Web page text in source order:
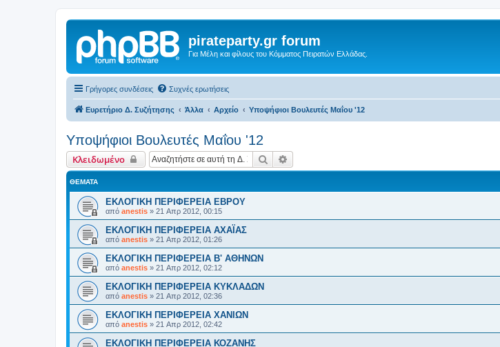
pirateparty.gr forum
Για Μέλη και φίλους του Κόμματος Πειρατών Ελλάδας.
Γρήγορες συνδέσεις Συχνές ερωτήσεις
Ευρετήριο Δ. Συζήτησης Άλλα Αρχείο Υποψήφιοι Βουλευτές Μαΐου '12
Υποψήφιοι Βουλευτές Μαΐου '12
Κλειδωμένο Αναζήτηση
ΘΈΜΑΤΑ
ΕΚΛΟΓΙΚΗ ΠΕΡΙΦΕΡΕΙΑ ΕΒΡΟΥ
από anestis » 21 Απρ 2012, 00:15
ΕΚΛΟΓΙΚΗ ΠΕΡΙΦΕΡΕΙΑ ΑΧΑΪΑΣ
από anestis » 21 Απρ 2012, 01:26
ΕΚΛΟΓΙΚΗ ΠΕΡΙΦΕΡΕΙΑ Β' ΑΘΗΝΩΝ
από anestis » 21 Απρ 2012, 02:12
ΕΚΛΟΓΙΚΗ ΠΕΡΙΦΕΡΕΙΑ ΚΥΚΛΑΔΩΝ
από anestis » 21 Απρ 2012, 02:36
ΕΚΛΟΓΙΚΗ ΠΕΡΙΦΕΡΕΙΑ ΧΑΝΙΩΝ
από anestis » 21 Απρ 2012, 02:42
ΕΚΛΟΓΙΚΗ ΠΕΡΙΦΕΡΕΙΑ ΚΟΖΑΝΗΣ